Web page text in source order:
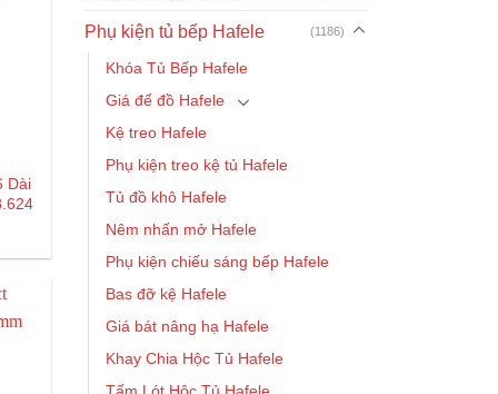
Dài
Phụ kiện tủ bếp Hafele (1186)
Khóa Tủ Bếp Hafele
Giá để đồ Hafele
Kệ treo Hafele
Phụ kiện treo kệ tủ Hafele
Tủ đồ khô Hafele
Nêm nhấn mở Hafele
Phụ kiện chiếu sáng bếp Hafele
Bas đỡ kệ Hafele
Giá bát nâng hạ Hafele
Khay Chia Hộc Tủ Hafele
Tấm Lót Hộc Tủ Hafele